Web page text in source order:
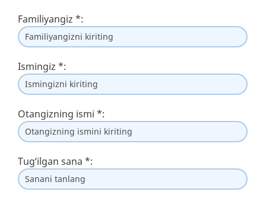
Familiyangiz *:
Ismingiz *:
Otangizning ismi *:
Tug‘ilgan sana *: